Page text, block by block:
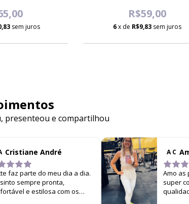
sem juros
R$59,00
6x de R$9,83 sem juros
presenteou e compartilhou
Cristiane André
faz parte do meu dia a dia.
sempre pronta,
e estilosa com os
A C
Amo as
super